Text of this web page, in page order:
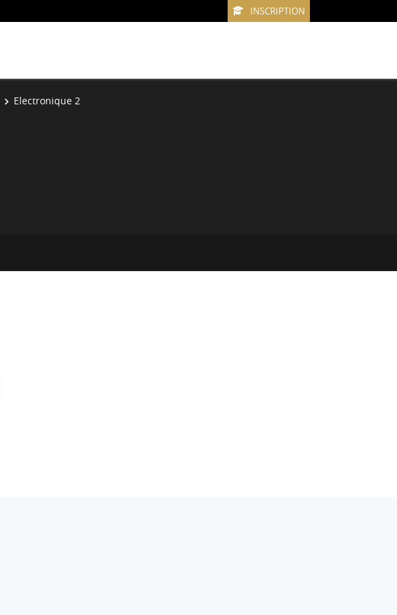
INSCRIPTION
Electronique 2